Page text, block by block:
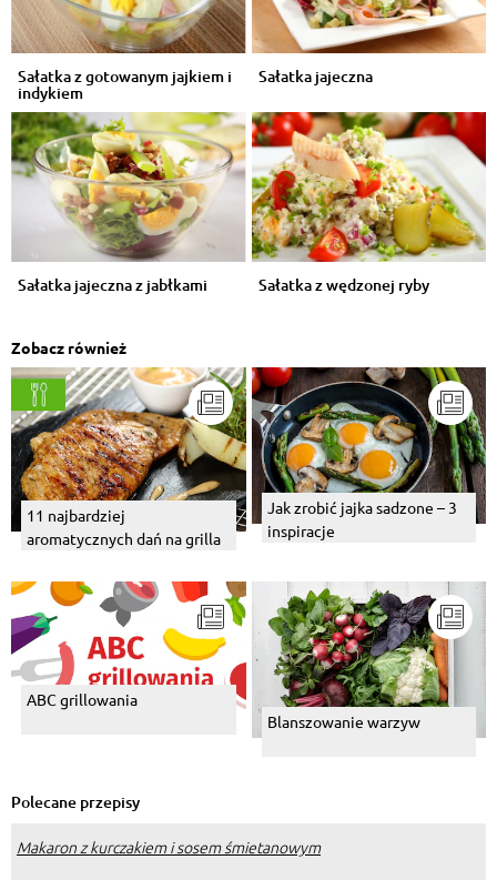
Sałatka z gotowanym jajkiem i
indykiem
Sałatka jajeczna
Sałatka jajeczna z jabłkami Sałatka z wędzonej ryby
Zobacz również
11 najbardziej
aromatycznych dań na grilla
Jak zrobić jajka sadzone – 3
inspiracje
ABC grillowania
Blanszowanie warzyw
Polecane przepisy
Makaron z kurczakiem i sosem śmietanowym